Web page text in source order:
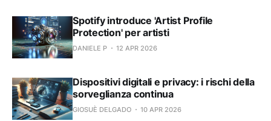
Spotify introduce 'Artist Profile
Protection' per artisti
DANIELE P 12 APR 2026
Dispositivi digitali e privacy: i rischi della
sorveglianza continua
GIOSUÈ DELGADO 10 APR 2026